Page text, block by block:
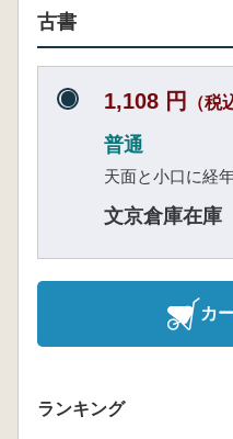
古書
1,108 円 （税
普通
天面と小口に経
文京倉庫在庫
カ
ランキング